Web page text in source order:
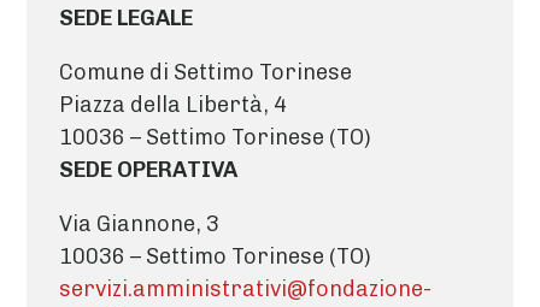
SEDE LEGALE
Comune di Settimo Torinese
Piazza della Libertà, 4
10036 – Settimo Torinese (TO)
SEDE OPERATIVA
Via Giannone, 3
10036 – Settimo Torinese (TO)
servizi.amministrativi@fondazione-